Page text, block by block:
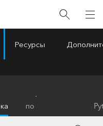
Ресурсы
по
инструментам